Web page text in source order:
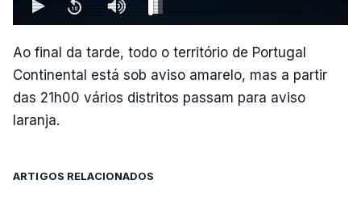
Ao final da tarde, todo o território de Portugal
Continental está sob aviso amarelo, mas a partir
das 21h00 vários distritos passam para aviso
laranja.
ARTIGOS RELACIONADOS